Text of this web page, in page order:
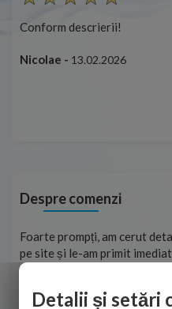
Conform descrierii!
Nicolae - 13.02.2026
Despre comenzi
Foarte prompți, am cerut
pe site și le-am primit
aceasta a ajuns foarte
Cristina Opre - 10.07.2026
Detalii și setări